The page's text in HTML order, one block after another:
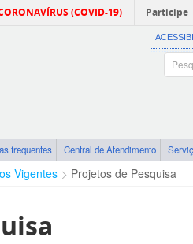
(COVID-19) Participe
frequentes Central de Atendimento
Vigentes Projetos de Pesquisa